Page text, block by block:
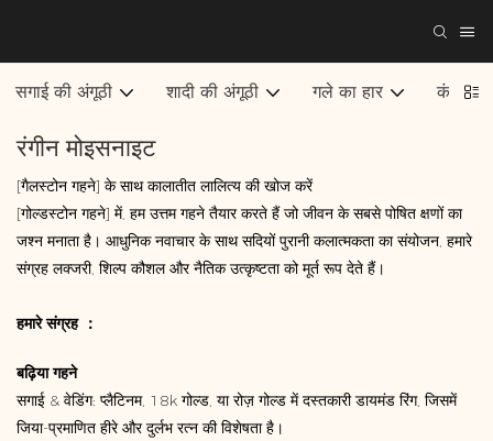
सगाई की अंगूठी शादी की अंगूठी गले का हार कंगन
रंगीन मोइसनाइट
[गैलस्टोन गहने] के साथ कालातीत लालित्य की खोज करें
[गोल्डस्टोन गहने] में, हम उत्तम गहने तैयार करते हैं जो जीवन के सबसे पोषित क्षणों का
जश्न मनाता है। आधुनिक नवाचार के साथ सदियों पुरानी कलात्मकता का संयोजन, हमारे
संग्रह लक्जरी, शिल्प कौशल और नैतिक उत्कृष्टता को मूर्त रूप देते हैं।
हमारे संग्रह ：
बढ़िया गहने
सगाई & वेडिंग: प्लैटिनम, 18k गोल्ड, या रोज़ गोल्ड में दस्तकारी डायमंड रिंग, जिसमें
जिया-प्रमाणित हीरे और दुर्लभ रत्न की विशेषता है।